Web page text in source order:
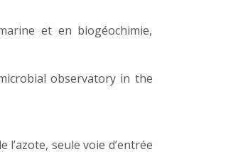
et en biogéochimie,
observatory in the
seule voie d’entrée